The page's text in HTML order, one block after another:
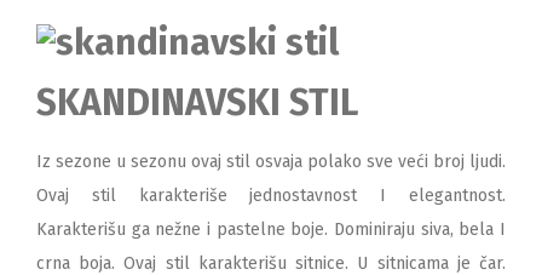
SKANDINAVSKI STIL
Iz sezone u sezonu ovaj stil osvaja polako sve veći broj ljudi.
Ovaj stil karakteriše jednostavnost I elegantnost.
Karakterišu ga nežne i pastelne boje. Dominiraju siva, bela I
crna boja. Ovaj stil karakterišu sitnice. U sitnicama je čar.